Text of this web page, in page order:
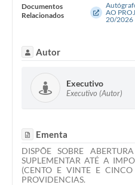
Documentos
Relacionados
AO
20/2026
Autor
Executivo
Executivo (Autor)
Ementa
DISPÕE SOBRE
SUPLEMENTAR ATÉ A
(CENTO E VINTE E
PROVIDENCIAS.